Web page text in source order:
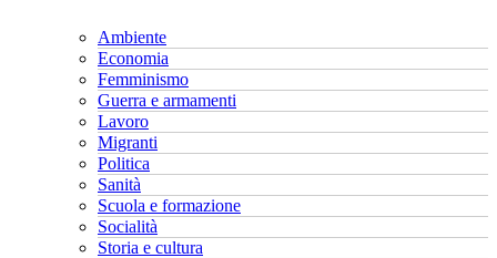
Ambiente
Economia
Femminismo
Guerra e armamenti
Lavoro
Migranti
Politica
Sanità
Scuola e formazione
Socialità
Storia e cultura